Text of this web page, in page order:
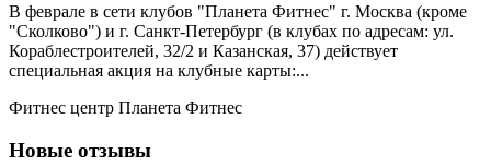
В феврале в сети клубов "Планета Фитнес" г. Москва (кроме
"Сколково") и г. Санкт-Петербург (в клубах по адресам: ул.
Кораблестроителей, 32/2 и Казанская, 37) действует
специальная акция на клубные карты:...
Фитнес центр Планета Фитнес
Новые отзывы